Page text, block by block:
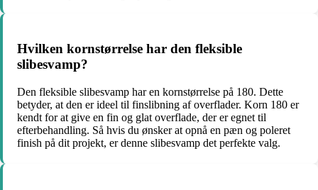
Hvilken kornstørrelse har den fleksible
slibesvamp?
Den fleksible slibesvamp har en kornstørrelse på 180. Dette
betyder, at den er ideel til finslibning af overflader. Korn 180 er
kendt for at give en fin og glat overflade, der er egnet til
efterbehandling. Så hvis du ønsker at opnå en pæn og poleret
finish på dit projekt, er denne slibesvamp det perfekte valg.